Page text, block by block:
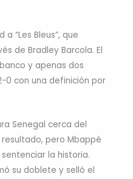
“Les Bleus”, que
de Bradley Barcola. El
y apenas dos
0 con una definición por
Senegal cerca del
pero Mbappé
la historia.
su doblete y selló el